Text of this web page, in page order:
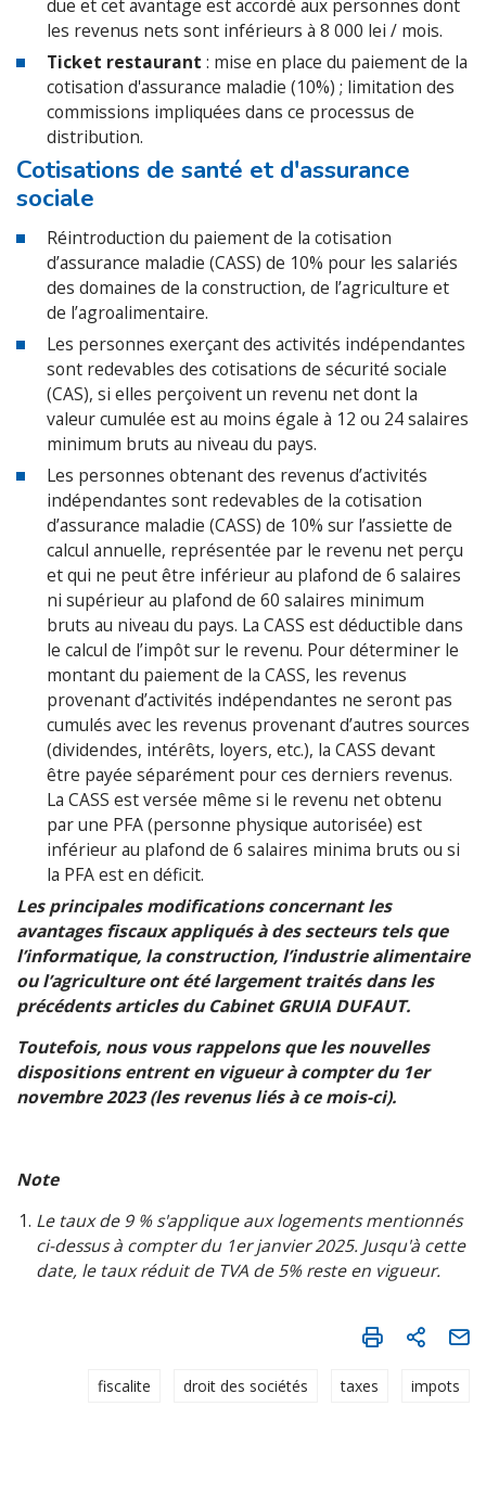
due et cet avantage est accordé aux personnes dont
les revenus nets sont inférieurs à 8 000 lei / mois.
Ticket restaurant : mise en place du paiement de la
cotisation d'assurance maladie (10%) ; limitation des
commissions impliquées dans ce processus de
distribution.
Cotisations de santé et d'assurance
sociale
Réintroduction du paiement de la cotisation
d’assurance maladie (CASS) de 10% pour les salariés
des domaines de la construction, de l’agriculture et
de l’agroalimentaire.
Les personnes exerçant des activités indépendantes
sont redevables des cotisations de sécurité sociale
(CAS), si elles perçoivent un revenu net dont la
valeur cumulée est au moins égale à 12 ou 24 salaires
minimum bruts au niveau du pays.
Les personnes obtenant des revenus d’activités
indépendantes sont redevables de la cotisation
d’assurance maladie (CASS) de 10% sur l’assiette de
calcul annuelle, représentée par le revenu net perçu
et qui ne peut être inférieur au plafond de 6 salaires
ni supérieur au plafond de 60 salaires minimum
bruts au niveau du pays. La CASS est déductible dans
le calcul de l’impôt sur le revenu. Pour déterminer le
montant du paiement de la CASS, les revenus
provenant d’activités indépendantes ne seront pas
cumulés avec les revenus provenant d’autres sources
(dividendes, intérêts, loyers, etc.), la CASS devant
être payée séparément pour ces derniers revenus.
La CASS est versée même si le revenu net obtenu
par une PFA (personne physique autorisée) est
inférieur au plafond de 6 salaires minima bruts ou si
la PFA est en déficit.
Les principales modifications concernant les
avantages fiscaux appliqués à des secteurs tels que
l’informatique, la construction, l’industrie alimentaire
ou l’agriculture ont été largement traités dans les
précédents articles du Cabinet GRUIA DUFAUT.
Toutefois, nous vous rappelons que les nouvelles
dispositions entrent en vigueur à compter du 1er
novembre 2023 (les revenus liés à ce mois-ci).
Note
Le taux de 9 % s'applique aux logements mentionnés
ci-dessus à compter du 1er janvier 2025. Jusqu'à cette
date, le taux réduit de TVA de 5% reste en vigueur.
fiscalite droit des sociétés taxes impots